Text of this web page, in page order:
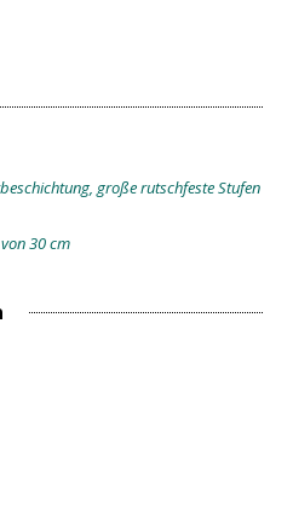
große rutschfeste Stufen
30 cm